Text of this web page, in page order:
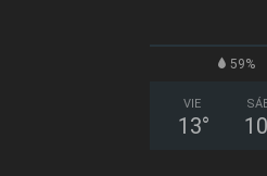
59%
VIE
13° 10